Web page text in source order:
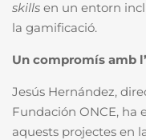
skills en un entorn
la gamificació.
Un compromís amb
Jesús Hernández,
Fundación ONCE, ha
aquests projectes en